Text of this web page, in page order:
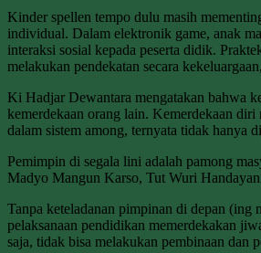
Kinder spellen tempo dulu masih
individual. Dalam elektronik game, anak
interaksi sosial kepada peserta didik.
melakukan pendekatan secara
Ki Hadjar Dewantara mengatakan bahwa
kemerdekaan orang lain. Kemerdekaan
dalam sistem among, ternyata tidak hanya
Pemimpin di segala lini adalah pamong
Madyo Mangun Karso, Tut Wuri
Tanpa keteladanan pimpinan di depan (ing
pelaksanaan pendidikan memerdekakan
saja, tidak bisa melakukan pembinaan dan